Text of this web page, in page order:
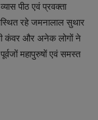
पीठ एवं प्रवक्ता
रहे जमनालाल सुथार
कंवर और अनेक लोगों ने
महापुरुषों एवं समस्त